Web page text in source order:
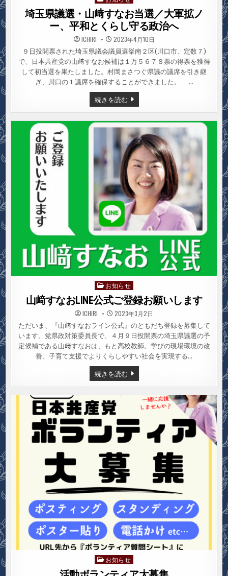
in
埼玉県議選・山﨑すなお当選／大軍拡ノ
ー、平和とくらし守る政治へ
ICHIRI 2023年4月10日
９日投開票された埼玉県議会議員選挙南２区(川口市、定数７)
で、日本共産党の山﨑すなお候補は１万５６７８票の得票を獲得
して初当選を果たしました。村岡まさつぐ県議の議席を引き継
ぎ、川口の１議席を確保することができました。 …
続きを読む埼
玉
県
議
選・
山
﨑
す
な
お
当
選
／
大
軍
拡
ノ
ー、
平
和
と
く
ら
し
守
る
政
治
へ
Posted
in
お知らせ
山﨑すなおLINE公式ご登録お願いします
ICHIRI 2023年3月2日
ただいま、『山﨑すなおライン公式』のともだち登録を募集して
います。党県政対策委員長で、４月９日投開票の埼玉県議選の予
定候補である山﨑すなおは、もと高校教師。学びの現場環境の改
善、子育て支援でよりくらしやすい社会を実現する…
続きを読む山
﨑
す
式
ご
登
録
お
願
い
ま
す
Posted
in
お知らせ